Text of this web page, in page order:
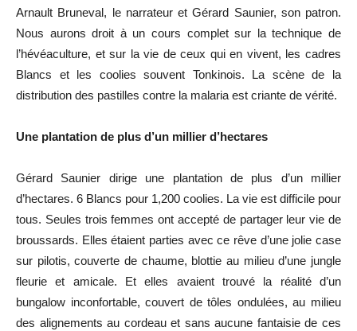
Arnault Bruneval, le narrateur et Gérard Saunier, son patron.
Nous aurons droit à un cours complet sur la technique de
l’hévéaculture, et sur la vie de ceux qui en vivent, les cadres
Blancs et les coolies souvent Tonkinois. La scène de la
distribution des pastilles contre la malaria est criante de vérité.
Une plantation de plus d’un millier d’hectares
Gérard Saunier dirige une plantation de plus d’un millier
d’hectares. 6 Blancs pour 1,200 coolies. La vie est difficile pour
tous. Seules trois femmes ont accepté de partager leur vie de
broussards. Elles étaient parties avec ce rêve d’une jolie case
sur pilotis, couverte de chaume, blottie au milieu d’une jungle
fleurie et amicale. Et elles avaient trouvé la réalité d’un
bungalow inconfortable, couvert de tôles ondulées, au milieu
des alignements au cordeau et sans aucune fantaisie de ces